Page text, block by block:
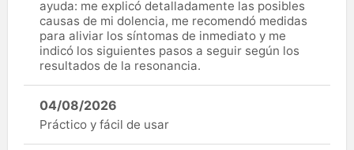
ayuda: me explicó detalladamente las posibles
causas de mi dolencia, me recomendó medidas
para aliviar los síntomas de inmediato y me
indicó los siguientes pasos a seguir según los
resultados de la resonancia.
04/08/2026
Práctico y fácil de usar